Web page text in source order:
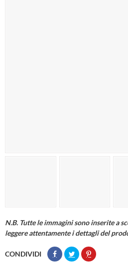
N.B. Tutte le immagini sono inserite a
leggere attentamente i dettagli del
CONDIVIDI